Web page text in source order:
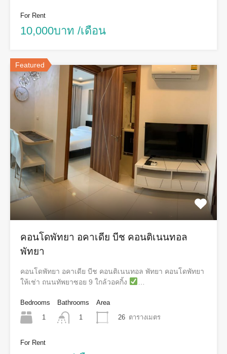
For Rent
10,000บาท /เดือน
Featured
คอนโดพัทยา อคาเดีย บีช คอนติเนนทอล
พัทยา
คอนโดพัทยา อคาเดีย บีช คอนติเนนทอล พัทยา คอนโดพัทยา
ให้เช่า ถนนทัพยาซอย 9 ใกล้วอคกิ้ง
Bedrooms
1
Bathrooms
1
Area
26 ตารางเมตร
For Rent